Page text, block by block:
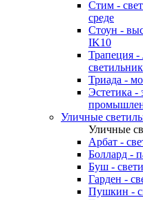
Стим -
среде
Стоун -
IK10
Трапеция
светильник
Триада -
Эстетика -
Уличные
Уличные
Арбат -
Боллард -
Буш -
Гарден -
Пушкин -